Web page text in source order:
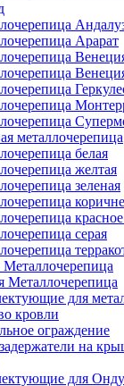
Арарат
металлочерепица
белая
желтая
зеленая
серая
Металлочерепица
для
кровли
ограждение
на
для